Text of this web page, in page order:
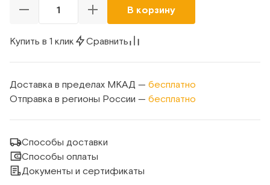
В корзину
Купить в 1 клик Сравнить
Доставка в пределах МКАД — бесплатно
Отправка в регионы России — бесплатно
Способы доставки
Способы оплаты
Документы и сертификаты